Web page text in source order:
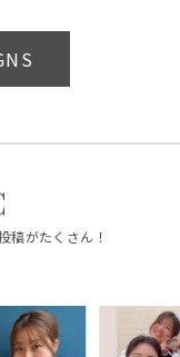
稿がたくさん！